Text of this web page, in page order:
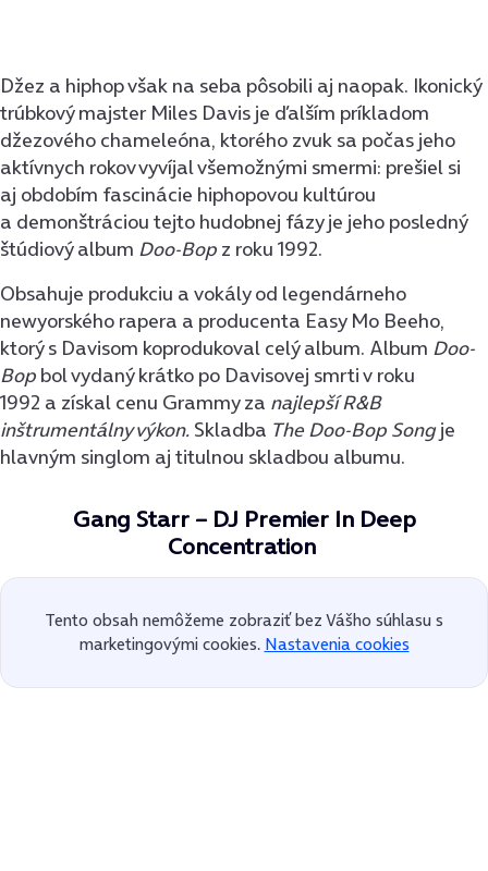
Džez a hiphop však na seba pôsobili aj naopak. Ikonický
trúbkový majster Miles Davis je ďalším príkladom
džezového chameleóna, ktorého zvuk sa počas jeho
aktívnych rokov vyvíjal všemožnými smermi: prešiel si
aj obdobím fascinácie hiphopovou kultúrou
a demonštráciou tejto hudobnej fázy je jeho posledný
štúdiový album Doo-Bop z roku 1992.
Obsahuje produkciu a vokály od legendárneho
newyorského rapera a producenta Easy Mo Beeho,
ktorý s Davisom koprodukoval celý album. Album Doo-
Bop bol vydaný krátko po Davisovej smrti v roku
1992 a získal cenu Grammy za najlepší R&B
inštrumentálny výkon. Skladba The Doo-Bop Songje
hlavným singlom aj titulnou skladbou albumu.
Gang Starr – DJ Premier In Deep
Concentration
Tento obsah nemôžeme zobraziť bez Vášho súhlasu s
marketingovými cookies. Nastavenia cookies